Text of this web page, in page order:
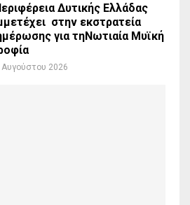
Δυτικής Ελλάδας
στην εκστρατεία
για τηΝωτιαία Μυϊκή
Αυγούστου 2026